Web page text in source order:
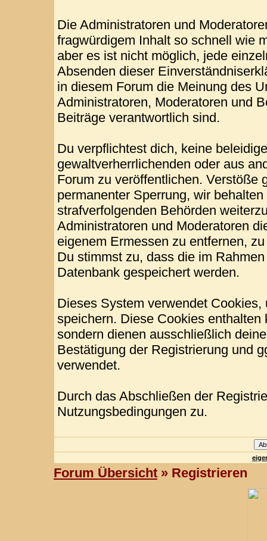
Die Administratoren und
fragwürdigem Inhalt so schnell wie
aber es ist nicht möglich, jede
Absenden dieser
in diesem Forum die Meinung des
Administratoren, Moderatoren und
Beiträge verantwortlich sind.
Du verpflichtest dich, keine
gewaltverherrlichenden oder aus
Forum zu veröffentlichen. Verstöße
permanenter Sperrung, wir
strafverfolgenden Behörden
Administratoren und Moderatoren
eigenem Ermessen zu entfernen,
Du stimmst zu, dass die im
Datenbank gespeichert werden.
Dieses System verwendet
speichern. Diese Cookies
sondern dienen ausschließlich
Bestätigung der Registrierung und
verwendet.
Durch das Abschließen der
Nutzungsbedingungen zu.
Forum Übersicht » Registrieren